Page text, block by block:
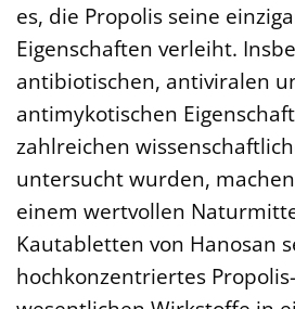
es, die Propolis seine
Eigenschaften verleiht.
antibiotischen, antiviralen
antimykotischen
zahlreichen
untersucht wurden,
einem wertvollen
Kautabletten von Hanosan
hochkonzentriertes